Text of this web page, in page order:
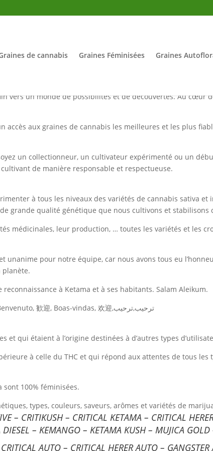
de cannabis Graines Féminisées Graines
vers un monde de possibilités et de découvertes. Au cœur
accès aux graines de cannabis les meilleures et les plus
un collectionneur, un cultivateur expérimenté ou un
de manière responsable et respectueuse.
à tous les niveaux des variétés de cannabis sativa
grande qualité génétique que nous cultivons et stabilisons
médicinales, leur production, … toutes les variétés et les
pour notre équipe, car nous avons tous eu
planète.
à Ketama et à ses habitants. Salam Aleikum.
Welcome, Welcome, Marhaba, Accueil, Willkommen, Welkom, добро пожаловать, Benvenuto, 歓迎, Boas-vindas, 欢迎,ترحيب,ترحيب
et qui étaient à l’origine destinées à d’autres types
à celle du THC et qui répond aux attentes de tous les
100% féminisées.
types, couleurs, saveurs, arômes et variétés de
– CRITIKUSH – CRITICAL KETAMA – CRITICAL
– KEMANGO – KETAMA KUSH – MUJICA
AUTO – CRITICAL HERER AUTO –